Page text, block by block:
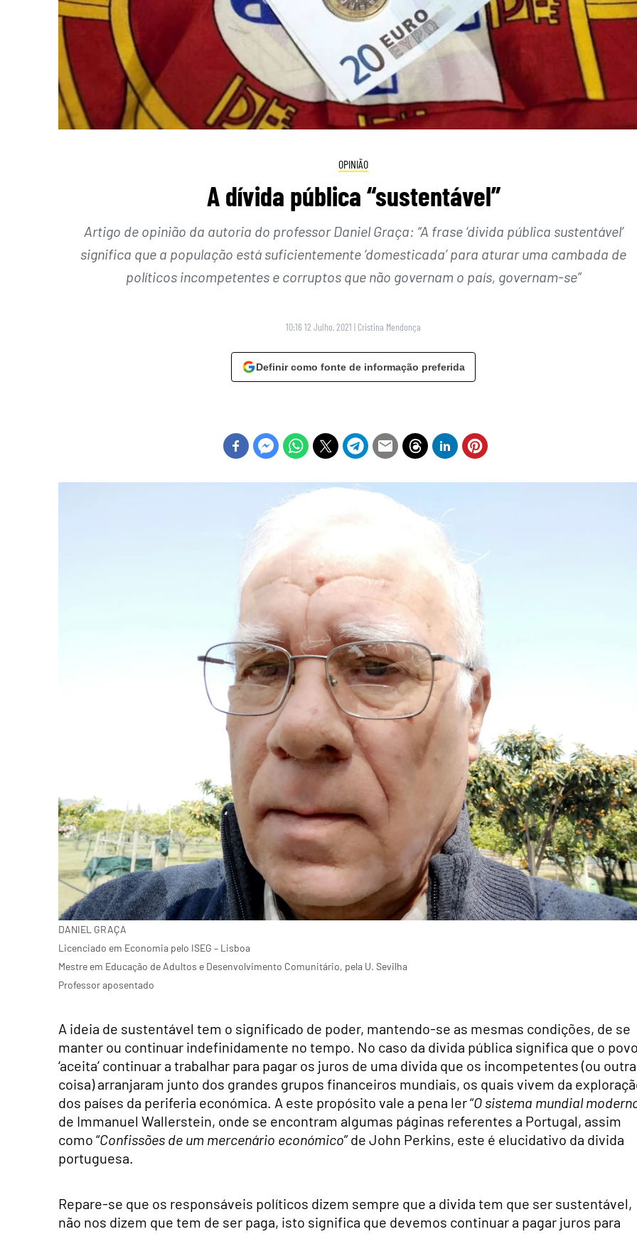
OPINIÃO
A dívida pública “sustentável”
Artigo de opinião da autoria do professor Daniel Graça: “A frase ‘divida pública sustentável’
significa que a população está suficientemente ‘domesticada’ para aturar uma cambada de
políticos incompetentes e corruptos que não governam o país, governam-se”
10:16 12 Julho, 2021 | Cristina Mendonça
Definir como fonte de informação preferida
DANIEL GRAÇA
Licenciado em Economia pelo ISEG – Lisboa
Mestre em Educação de Adultos e Desenvolvimento Comunitário, pela U. Sevilha
Professor aposentado
A ideia de sustentável tem o significado de poder, mantendo-se as mesmas condições, de se
manter ou continuar indefinidamente no tempo. No caso da divida pública significa que o
‘aceita’ continuar a trabalhar para pagar os juros de uma divida que os incompetentes (ou outra
coisa) arranjaram junto dos grandes grupos financeiros mundiais, os quais vivem da
dos países da periferia económica. A este propósito vale a pena ler “O sistema mundial
de Immanuel Wallerstein, onde se encontram algumas páginas referentes a Portugal, assim
como “Confissões de um mercenário económico” de John Perkins, este é elucidativo da divida
portuguesa.
Repare-se que os responsáveis políticos dizem sempre que a divida tem que ser sustentável,
não nos dizem que tem de ser paga, isto significa que devemos continuar a pagar juros para